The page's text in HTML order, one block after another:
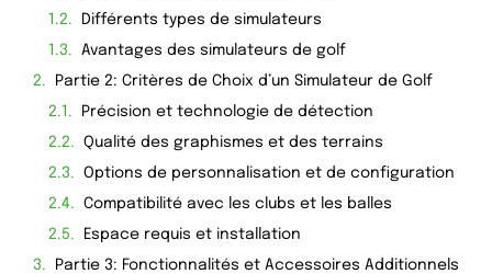
Différents types de simulateurs
Avantages des simulateurs de golf
Partie 2: Critères de Choix d’un Simulateur de Golf
Précision et technologie de détection
Qualité des graphismes et des terrains
Options de personnalisation et de configuration
Compatibilité avec les clubs et les balles
Espace requis et installation
Partie 3: Fonctionnalités et Accessoires Additionnels